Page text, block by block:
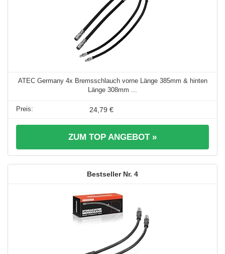
ATEC Germany 4x Bremsschlauch vorne Länge 385mm & hinten
Länge 308mm ...
24,79 €
ZUM TOP ANGEBOT »
4